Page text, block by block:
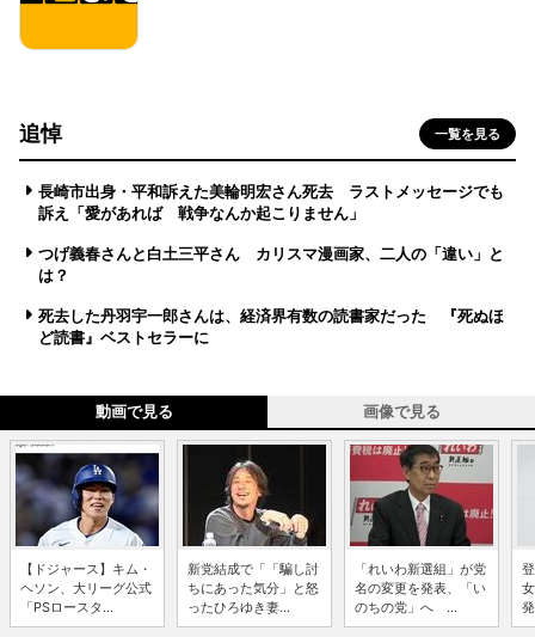
追悼 一覧を見る
長崎市出身・平和訴えた美輪明宏さん死去 ラストメッセージでも
訴え「愛があれば 戦争なんか起こりません」
つげ義春さんと白土三平さん カリスマ漫画家、二人の「違い」と
は？
死去した丹羽宇一郎さんは、経済界有数の読書家だった 『死ぬほ
ど読書』ベストセラーに
動画で見る 画像で見る
【ドジャース】キム・
ヘソン、大リーグ公式
「PSロースタ...
新党結成で「「騙し討
ちにあった気分」と怒
ったひろゆき妻...
「れいわ新選組」が党
名の変更を発表、「い
のちの党」へ ...